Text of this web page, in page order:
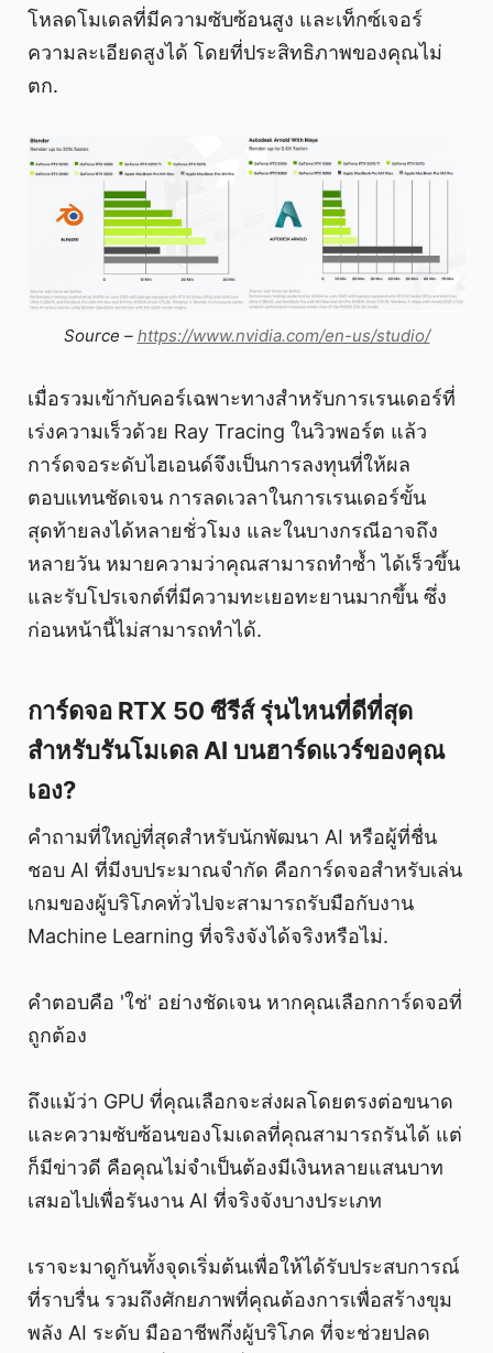
โหลดโมเดลที่มีความซับซ้อนสูง และเท็กซ์เจอร์
ความละเอียดสูงได้ โดยที่ประสิทธิภาพของคุณไม่
ตก.
Source – https://www.nvidia.com/en-us/studio/
เมื่อรวมเข้ากับคอร์เฉพาะทางสำหรับการเรนเดอร์ที่
เร่งความเร็วด้วย Ray Tracing ในวิวพอร์ต แล้ว
การ์ดจอระดับไฮเอนด์จึงเป็นการลงทุนที่ให้ผล
ตอบแทนชัดเจน การลดเวลาในการเรนเดอร์ขั้น
สุดท้ายลงได้หลายชั่วโมง และในบางกรณีอาจถึง
หลายวัน หมายความว่าคุณสามารถทำซ้ำ ได้เร็วขึ้น
และรับโปรเจกต์ที่มีความทะเยอทะยานมากขึ้น ซึ่ง
ก่อนหน้านี้ไม่สามารถทำได้.
การ์ดจอ RTX 50 ซีรีส์ รุ่นไหนที่ดีที่สุด
สำหรับรันโมเดล AI บนฮาร์ดแวร์ของคุณ
เอง?
คำถามที่ใหญ่ที่สุดสำหรับนักพัฒนา AI หรือผู้ที่ชื่น
ชอบ AI ที่มีงบประมาณจำกัด คือการ์ดจอสำหรับเล่น
เกมของผู้บริโภคทั่วไปจะสามารถรับมือกับงาน
Machine Learning ที่จริงจังได้จริงหรือไม่.
คำตอบคือ 'ใช่' อย่างชัดเจน หากคุณเลือกการ์ดจอที่
ถูกต้อง
ถึงแม้ว่า GPU ที่คุณเลือกจะส่งผลโดยตรงต่อขนาด
และความซับซ้อนของโมเดลที่คุณสามารถรันได้ แต่
ก็มีข่าวดี คือคุณไม่จำเป็นต้องมีเงินหลายแสนบาท
เสมอไปเพื่อรันงาน AI ที่จริงจังบางประเภท
เราจะมาดูกันทั้งจุดเริ่มต้นเพื่อให้ได้รับประสบการณ์
ที่ราบรื่น รวมถึงศักยภาพที่คุณต้องการเพื่อสร้างขุม
พลัง AI ระดับ มืออาชีพกึ่งผู้บริโภค ที่จะช่วยปลด